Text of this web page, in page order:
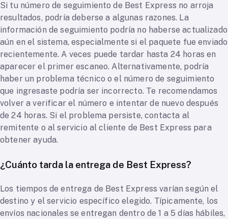
Si tu número de seguimiento de Best Express no arroja
resultados, podría deberse a algunas razones. La
información de seguimiento podría no haberse actualizado
aún en el sistema, especialmente si el paquete fue enviado
recientemente. A veces puede tardar hasta 24 horas en
aparecer el primer escaneo. Alternativamente, podría
haber un problema técnico o el número de seguimiento
que ingresaste podría ser incorrecto. Te recomendamos
volver a verificar el número e intentar de nuevo después
de 24 horas. Si el problema persiste, contacta al
remitente o al servicio al cliente de Best Express para
obtener ayuda.
¿Cuánto tarda la entrega de Best Express?
Los tiempos de entrega de Best Express varían según el
destino y el servicio específico elegido. Típicamente, los
envíos nacionales se entregan dentro de 1 a 5 días hábiles,